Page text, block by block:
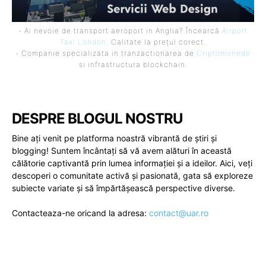
- Ai nevoie de transport aeroport in Anglia? Încearcă Airport
Taxi London . Calitate la prețul corect.
- Companie specializata in tranzactionarea de Criptomonede
si infrastructura blockchain.
DESPRE BLOGUL NOSTRU
Bine ați venit pe platforma noastră vibrantă de știri și
blogging! Suntem încântați să vă avem alături în această
călătorie captivantă prin lumea informației și a ideilor. Aici, veți
descoperi o comunitate activă și pasionată, gata să exploreze
subiecte variate și să împărtășească perspective diverse.
Contacteaza-ne oricand la adresa: contact@uar.ro